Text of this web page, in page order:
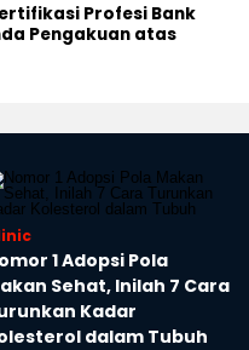
Profesi Bank
Pengakuan atas
1 Adopsi Pola
Sehat, Inilah 7 Cara
Kadar
dalam Tubuh